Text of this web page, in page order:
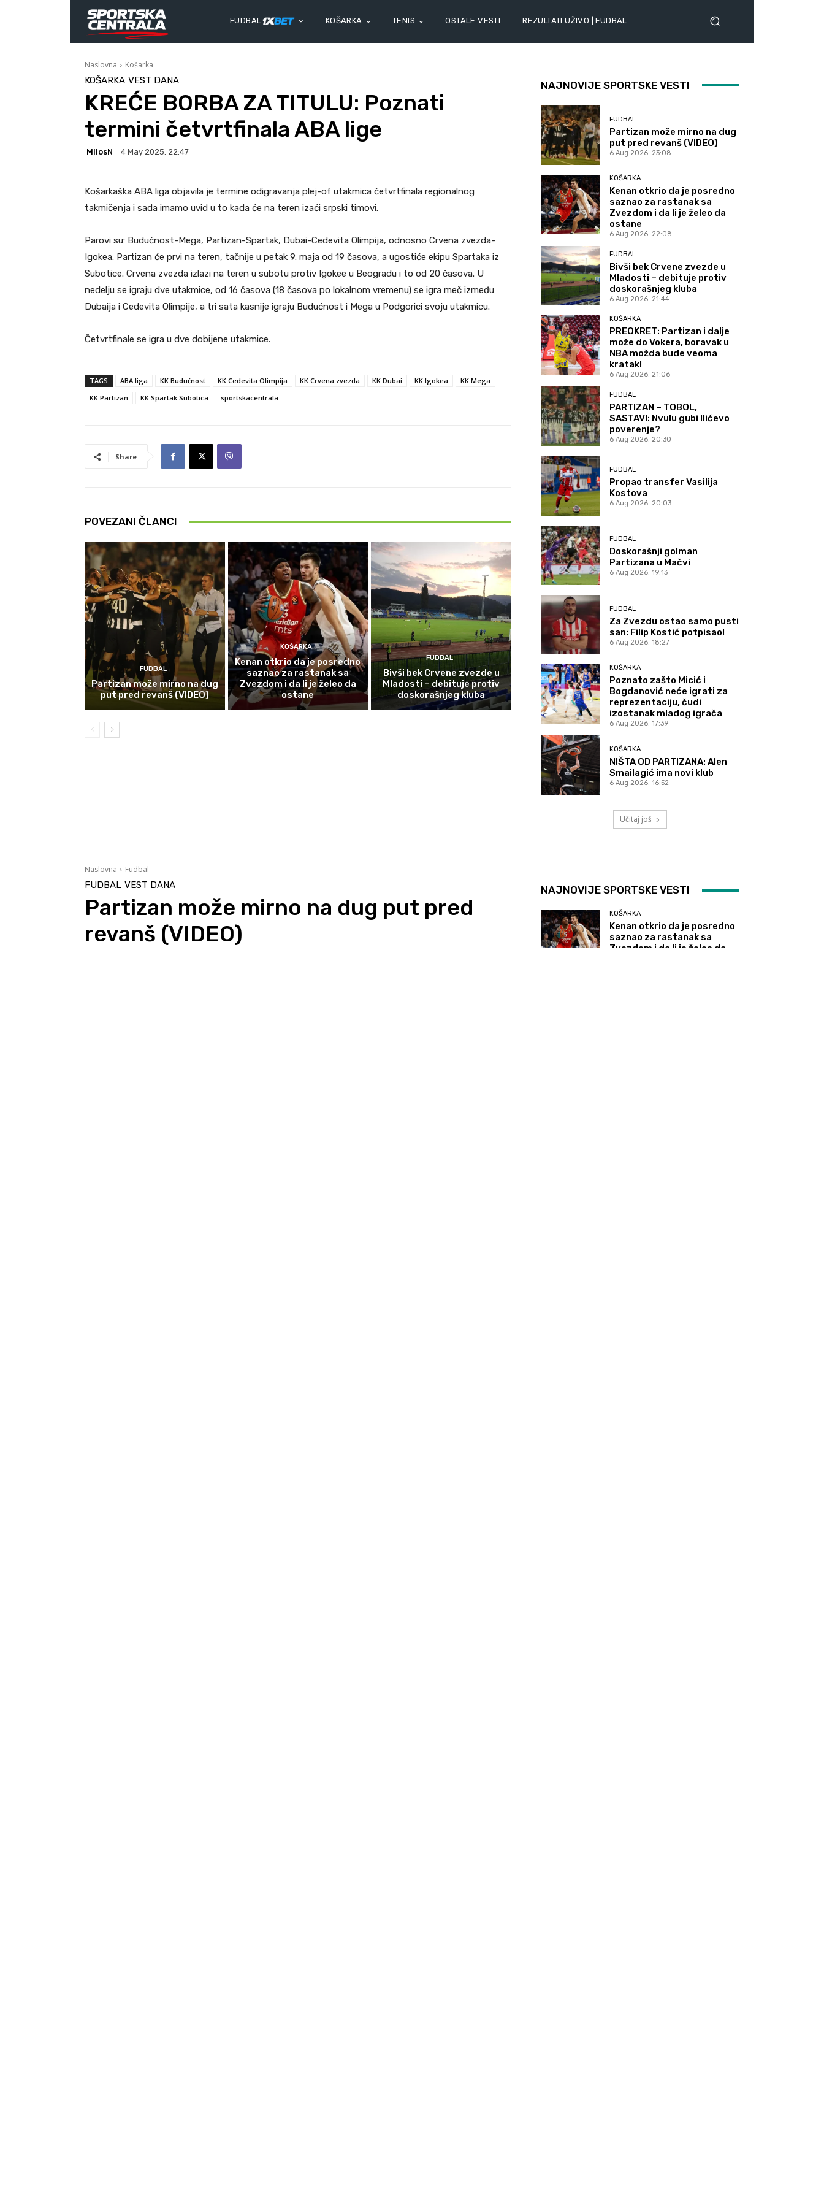
FUDBAL KOŠARKA TENIS OSTALE VESTI REZULTATI UŽIVO | FUDBAL
Naslovna Košarka
KOŠARKA VEST DANA
KREĆE BORBA ZA TITULU: Poznati
termini četvrtfinala ABA lige
MilosN 4 May 2025. 22:47
Košarkaška ABA liga objavila je termine odigravanja plej-of utakmica četvrtfinala regionalnog
takmičenja i sada imamo uvid u to kada će na teren izaći srpski timovi.
Parovi su: Budućnost-Mega, Partizan-Spartak, Dubai-Cedevita Olimpija, odnosno Crvena zvezda-
Igokea. Partizan će prvi na teren, tačnije u petak 9. maja od 19 časova, a ugostiće ekipu Spartaka iz
Subotice. Crvena zvezda izlazi na teren u subotu protiv Igokee u Beogradu i to od 20 časova. U
nedelju se igraju dve utakmice, od 16 časova (18 časova po lokalnom vremenu) se igra meč između
Dubaija i Cedevita Olimpije, a tri sata kasnije igraju Budućnost i Mega u Podgorici svoju utakmicu.
Četvrtfinale se igra u dve dobijene utakmice.
TAGS ABA liga KK Budućnost KK Cedevita Olimpija KK Crvena zvezda KK Dubai KK Igokea
KK Mega
KK Partizan
KK Spartak Subotica sportskacentrala
Share
POVEZANI ČLANCI
FUDBAL
Partizan može mirno na dug
put pred revanš (VIDEO)
KOŠARKA
Kenan otkrio da je posredno
saznao za rastanak sa
Zvezdom i da li je želeo da
ostane
FUDBAL
Bivši bek Crvene zvezde u
Mladosti – debituje protiv
doskorašnjeg kluba
NAJNOVIJE SPORTSKE VESTI
FUDBAL
Partizan može mirno na dug
put pred revanš (VIDEO)
6 Aug 2026. 23:08
KOŠARKA
Kenan otkrio da je posredno
saznao za rastanak sa
Zvezdom i da li je želeo da
ostane
6 Aug 2026. 22:08
FUDBAL
Bivši bek Crvene zvezde u
Mladosti – debituje protiv
doskorašnjeg kluba
6 Aug 2026. 21:44
KOŠARKA
PREOKRET: Partizan i dalje
može do Vokera, boravak u
NBA možda bude veoma
kratak!
6 Aug 2026. 21:06
FUDBAL
PARTIZAN – TOBOL,
SASTAVI: Nvulu gubi Ilićevo
poverenje?
6 Aug 2026. 20:30
FUDBAL
Propao transfer Vasilija
Kostova
6 Aug 2026. 20:03
FUDBAL
Doskorašnji golman
Partizana u Mačvi
6 Aug 2026. 19:13
FUDBAL
Za Zvezdu ostao samo pusti
san: Filip Kostić potpisao!
6 Aug 2026. 18:27
KOŠARKA
Poznato zašto Micić i
Bogdanović neće igrati za
reprezentaciju, čudi
izostanak mladog igrača
6 Aug 2026. 17:39
KOŠARKA
NIŠTA OD PARTIZANA: Alen
Smailagić ima novi klub
6 Aug 2026. 16:52
Učitaj još